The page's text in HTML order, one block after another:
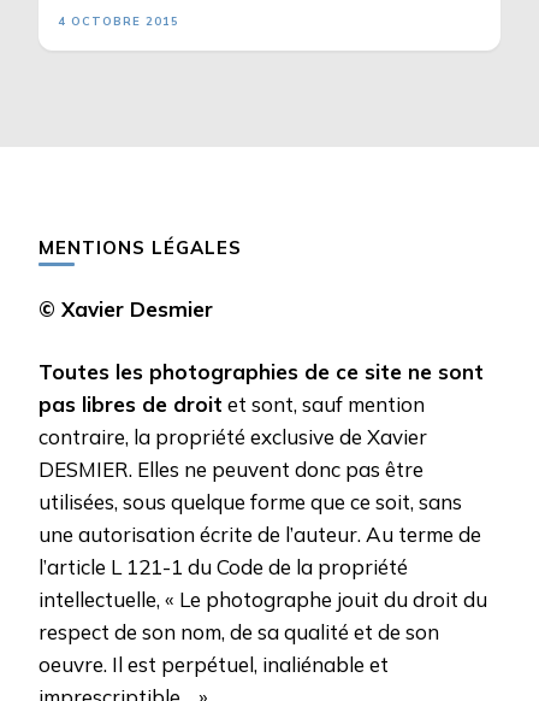
4 OCTOBRE 2015
MENTIONS LÉGALES
© Xavier Desmier
Toutes les photographies de ce site ne sont
pas libres de droit et sont, sauf mention
contraire, la propriété exclusive de Xavier
DESMIER. Elles ne peuvent donc pas être
utilisées, sous quelque forme que ce soit, sans
une autorisation écrite de l’auteur. Au terme de
l’article L 121-1 du Code de la propriété
intellectuelle, « Le photographe jouit du droit du
respect de son nom, de sa qualité et de son
oeuvre. Il est perpétuel, inaliénable et